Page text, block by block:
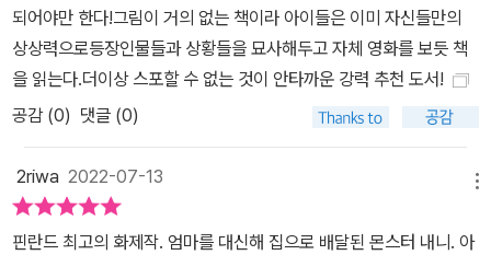
려 앉아서, 서로를 끌어안는다. 몬스터 내니는 조금 망설이는가 싶더
니 셋에게 다가와 아주 부드럽고 조심스럽게 아이들을 끌어안는다.
신기하게도 퀴퀴한 먼지 냄새가 더는 나지 않는다.”
되어야만 한다!그림이 거의 없는 책이라 아이들은 이미 자신들만의
상상력으로등장인물들과 상황들을 묘사해두고 자체 영화를 보듯 책
을 읽는다.더이상 스포할 수 없는 것이 안타까운 강력 추천 도서!
공감 (0) 댓글 (0)
2riwa 2022-07-13
핀란드 최고의 화제작. 엄마를 대신해 집으로 배달된 몬스터 내니. 아